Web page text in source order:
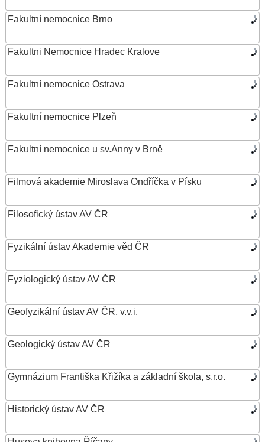
Fakultní nemocnice Brno
Fakultni Nemocnice Hradec Kralove
Fakultní nemocnice Ostrava
Fakultní nemocnice Plzeň
Fakultní nemocnice u sv.Anny v Brně
Filmová akademie Miroslava Ondříčka v Písku
Filosofický ústav AV ČR
Fyzikální ústav Akademie věd ČR
Fyziologický ústav AV ČR
Geofyzikální ústav AV ČR, v.v.i.
Geologický ústav AV ČR
Gymnázium Františka Křižíka a základní škola, s.r.o.
Historický ústav AV ČR